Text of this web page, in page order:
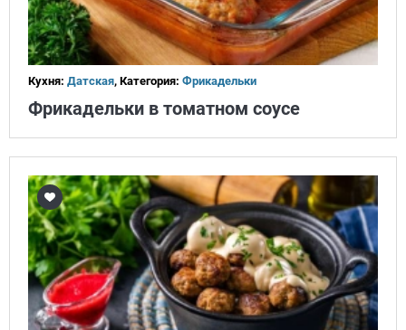
Кухня: Датская, Категория: Фрикадельки
Фрикадельки в томатном соусе